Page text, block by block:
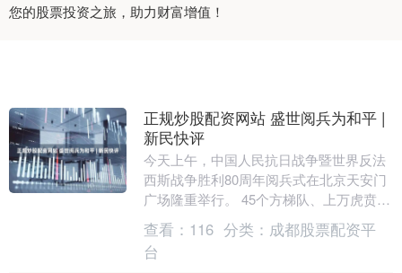
您的股票投资之旅，助力财富增值！
正规炒股配资网站 盛世阅兵为和平 |
新民快评
今天上午，中国人民抗日战争暨世界反法
西斯战争胜利80周年阅兵式在北京天安门
广场隆重举行。 45个方梯队、上万虎贲之
师、超百架先进战机、数百台地面装备依
次通过天安....
查看： 116 分类： 成都股票配资平
台